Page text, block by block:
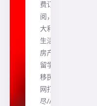
费订
阅，澳
大利亚
生活、
房产、
留学、
移民一
网打
尽//前